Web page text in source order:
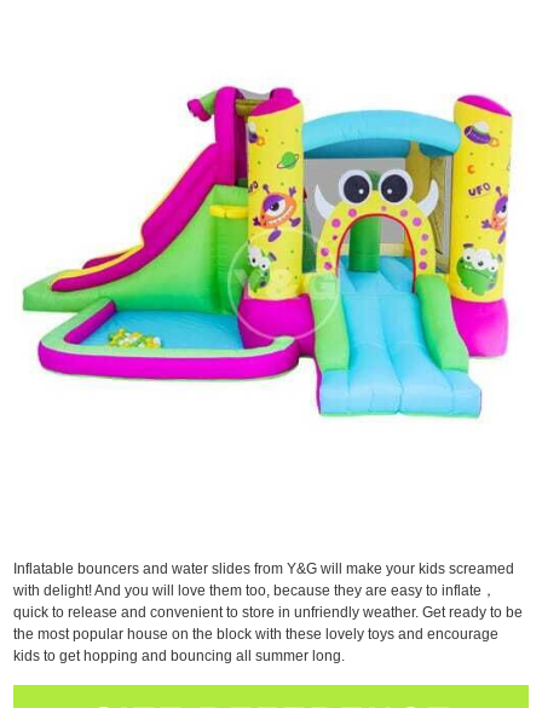
Inflatable bouncers and water slides from Y&G will make your kids screamed
with delight! And you will love them too, because they are easy to inflate，
quick to release and convenient to store in unfriendly weather. Get ready to be
the most popular house on the block with these lovely toys and encourage
kids to get hopping and bouncing all summer long.